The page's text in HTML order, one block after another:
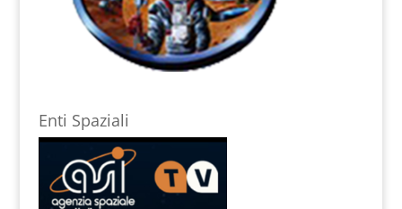
Enti Spaziali